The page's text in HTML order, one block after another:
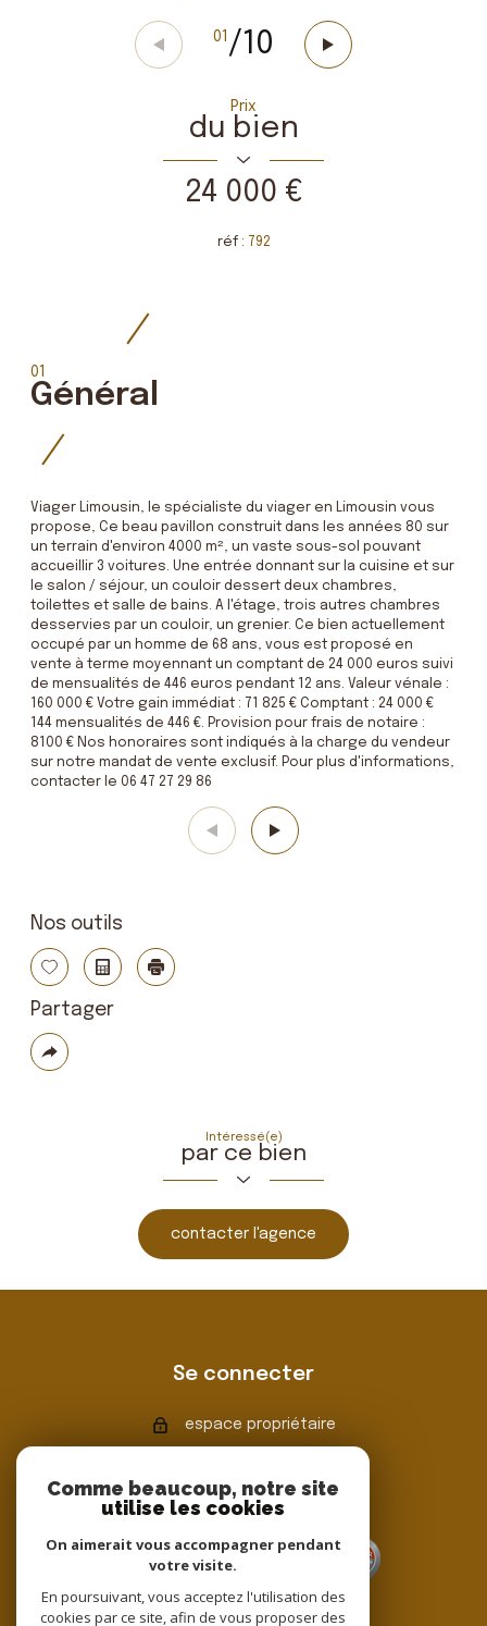
01 /10
Prix
du bien
24 000 €
réf : 792
01
Général
Viager Limousin, le spécialiste du viager en Limousin vous
propose, Ce beau pavillon construit dans les années 80 sur
un terrain d'environ 4000 m², un vaste sous-sol pouvant
accueillir 3 voitures. Une entrée donnant sur la cuisine et sur
le salon / séjour, un couloir dessert deux chambres,
toilettes et salle de bains. A l'étage, trois autres chambres
desservies par un couloir, un grenier. Ce bien actuellement
occupé par un homme de 68 ans, vous est proposé en
vente à terme moyennant un comptant de 24 000 euros suivi
de mensualités de 446 euros pendant 12 ans. Valeur vénale :
160 000 € Votre gain immédiat : 71 825 € Comptant : 24 000 €
144 mensualités de 446 €. Provision pour frais de notaire :
8100 € Nos honoraires sont indiqués à la charge du vendeur
sur notre mandat de vente exclusif. Pour plus d'informations,
contacter le 06 47 27 29 86
Nos outils
Sélectionner
Calculatrice
Imprimer
Partager
Plus
de
Intéressé(e)
par ce bien
contacter l'agence
Se connecter
espace propriétaire
Adhérents
Comme beaucoup, notre site
utilise les cookies
On aimerait vous accompagner pendant
votre visite.
En poursuivant, vous acceptez l'utilisation des
cookies par ce site, afin de vous proposer des